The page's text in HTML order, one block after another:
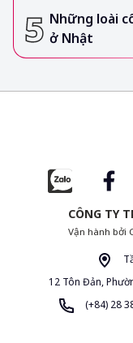
Những loài
ở Nhật
CÔNG TY
Vận hành bởi
12 Tôn Đản,
(+84) 28